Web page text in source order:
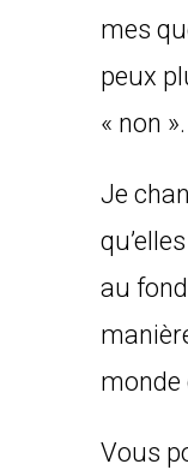
mes
peux
« non ».
Je
au
monde
Vous